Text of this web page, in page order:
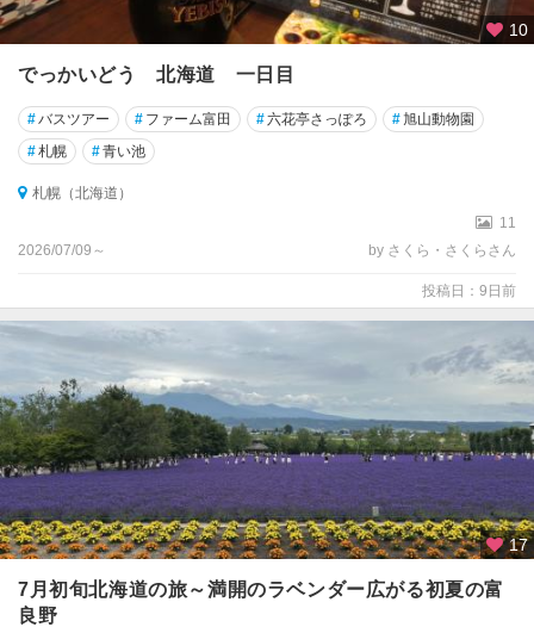
10
でっかいどう 北海道 一日目
#バスツアー # ファーム富田 #六花亭さっぽろ #旭山動物園
#札幌 #青い池
札幌（北海道）
11
2026/07/09～
by さくら・さくらさん
投稿日：9日前
17
7月初旬北海道の旅～満開のラベンダー広がる初夏の富
良野